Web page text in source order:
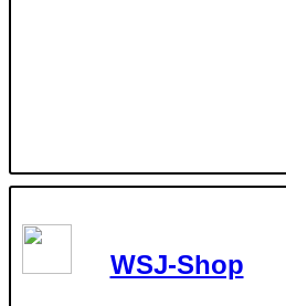
WSJ-Shop